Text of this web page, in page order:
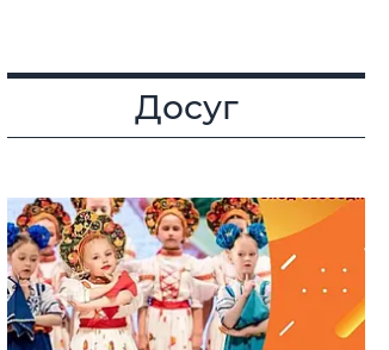
Досуг